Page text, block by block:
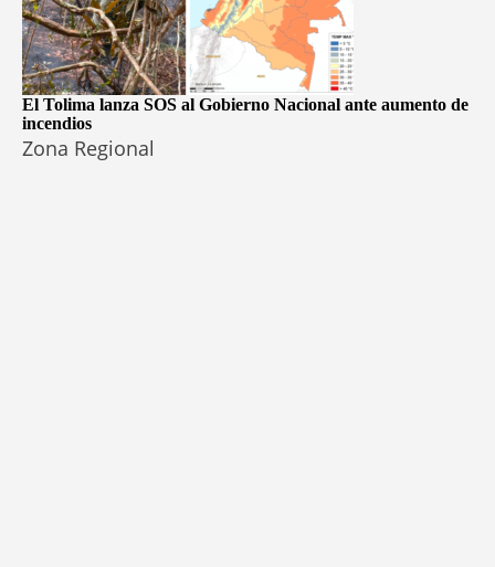
El Tolima lanza SOS al Gobierno Nacional ante aumento de
incendios
Zona Regional